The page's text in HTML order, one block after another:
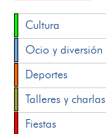
Cultura
Ocio y diversión
Deportes
Talleres y charlas
Fiestas